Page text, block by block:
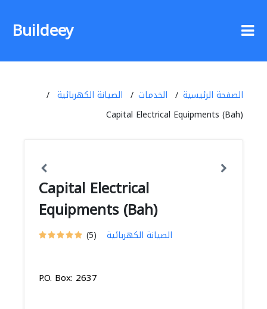
Buildeey
الصفحة الرئيسية الخدمات
الصيانة الكهربائية
Capital Electrical Equipments (Bah)
Capital Electrical
Equipments (Bah)
(5) الصيانة الكهربائية
P.O. Box: 2637